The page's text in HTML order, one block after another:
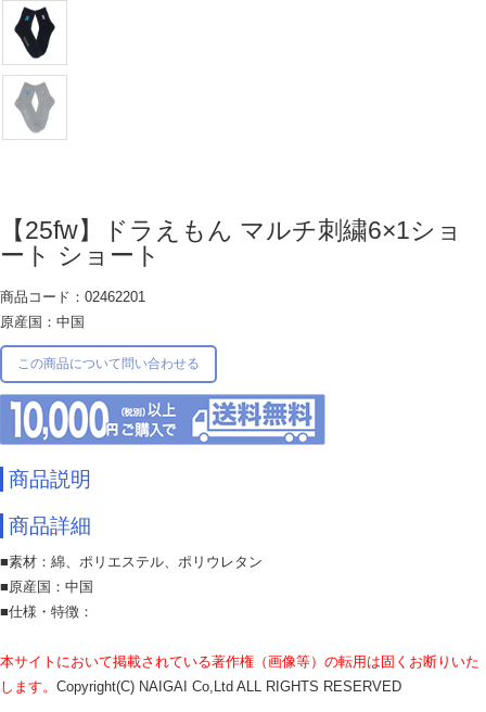
【25fw】ドラえもん マルチ刺繍6×1ショ
ート ショート
商品コード：02462201
原産国：中国
この商品について問い合わせる
商品説明
商品詳細
■素材：綿、ポリエステル、ポリウレタン
■原産国：中国
■仕様・特徴：
本サイトにおいて掲載されている著作権（画像等）の転用は固くお断りいた
します。 Copyright(C) NAIGAI Co,Ltd ALL RIGHTS RESERVED